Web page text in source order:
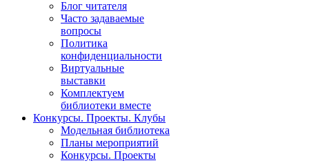
Блог читателя
Часто задаваемые
вопросы
Политика
конфиденциальности
Виртуальные
выставки
Комплектуем
библиотеки вместе
Конкурсы. Проекты. Клубы
Модельная библиотека
Планы мероприятий
Конкурсы. Проекты